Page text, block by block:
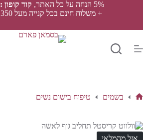
5% הנחה על כל האתר,
קוד קופון : cl5pe
+ משלוח חינם בכל קנייה מעל 350 ש״ח!
בשמים טיפוח בישום נשים